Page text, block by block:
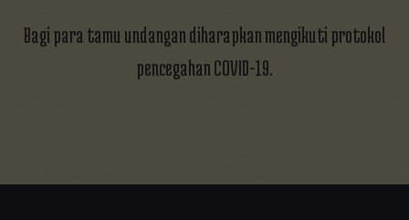
Bagi para tamu undangan diharapkan mengikuti protokol
pencegahan COVID-19.